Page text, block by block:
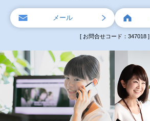
メール
[ お問合せコード：347018 ]